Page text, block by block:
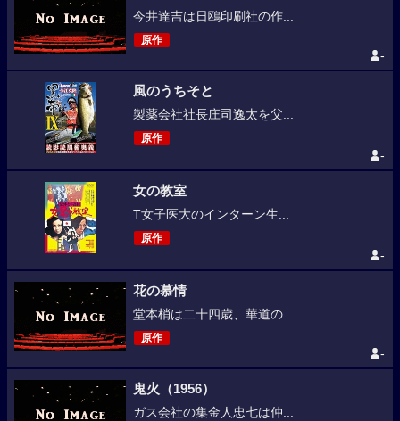
今井達吉は日鴎印刷社の作...
原作
-
風のうちそと
製薬会社社長庄司逸太を父...
原作
-
女の教室
T女子医大のインターン生...
原作
-
花の慕情
堂本梢は二十四歳、華道の...
原作
-
鬼火（1956）
ガス会社の集金人忠七は仲...